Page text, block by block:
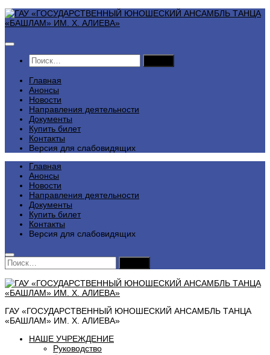
Перейти
к
Найти:
Главная
Анонсы
Новости
Направления деятельности
Документы
Купить билет
Контакты
Версия для слабовидящих
Главная
Анонсы
Новости
Направления деятельности
Документы
Купить билет
Контакты
Версия для слабовидящих
Найти:
ГАУ «ГОСУДАРСТВЕННЫЙ ЮНОШЕСКИЙ АНСАМБЛЬ ТАНЦА
«БАШЛАМ» ИМ. Х. АЛИЕВА»
НАШЕ УЧРЕЖДЕНИЕ
Руководство